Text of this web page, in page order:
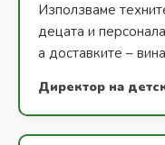
Използваме
децата и
а доставките –
Директор на